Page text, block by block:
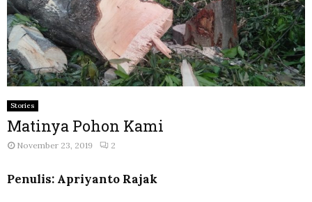
Stories
Matinya Pohon Kami
November 23, 2019 2
Penulis: Apriyanto Rajak